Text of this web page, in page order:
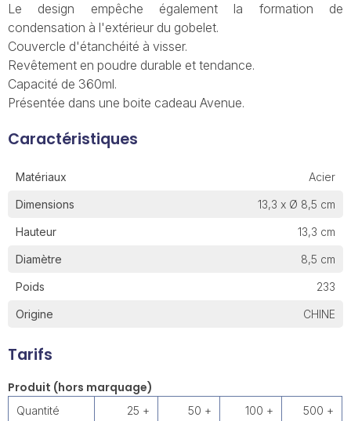
Le design empêche également la formation de
condensation à l'extérieur du gobelet.
Couvercle d'étanchéité à visser.
Revêtement en poudre durable et tendance.
Capacité de 360ml.
Présentée dans une boite cadeau Avenue.
Caractéristiques
Matériaux Acier
Dimensions 13,3 x Ø 8,5 cm
Hauteur 13,3 cm
Diamètre 8,5 cm
Poids 233
Origine CHINE
Tarifs
Produit (hors marquage)
Quantité 25 + 50 + 100 + 500 +